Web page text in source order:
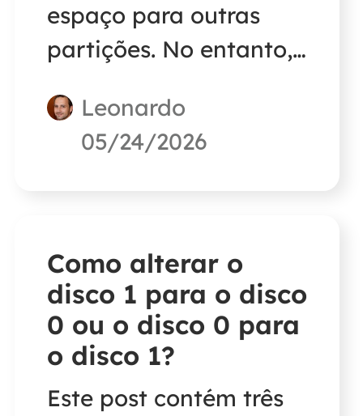
espaço para outras
partições. No entanto,
frequente no fórum: 'O
que acontece se eu
responder à dúvida,
este artigo prático está
aqui para ajudar.
Leonardo
05/24/2026
Como alterar o
disco 1 para o disco
0 ou o disco 0 para
o disco 1?
Este post contém três